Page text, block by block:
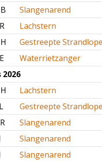
Slangenarend
Lachstern
Gestreepte
Waterrietzanger
Lachstern
Gestreepte
Slangenarend
Slangenarend
Slangenarend